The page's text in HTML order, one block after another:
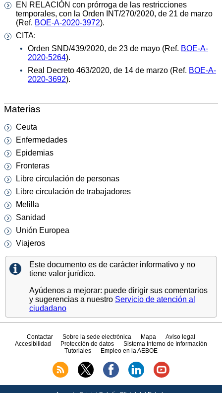
EN RELACIÓN con prórroga de las restricciones
temporales, con la Orden INT/270/2020, de 21 de marzo
(Ref. BOE-A-2020-3972).
CITA:
Orden SND/439/2020, de 23 de mayo (Ref. BOE-A-
2020-5264).
Real Decreto 463/2020, de 14 de marzo (Ref. BOE-A-
2020-3692).
Materias
Ceuta
Enfermedades
Epidemias
Fronteras
Libre circulación de personas
Libre circulación de trabajadores
Melilla
Sanidad
Unión Europea
Viajeros
Este documento es de carácter informativo y no
tiene valor jurídico.
Ayúdenos a mejorar: puede dirigir sus comentarios
y sugerencias a nuestro Servicio de atención al
ciudadano
Contactar Sobre la sede electrónica Mapa
Aviso legal
Accesibilidad
Protección de datos
Sistema Interno de Información
Tutoriales
Empleo en la AEBOE